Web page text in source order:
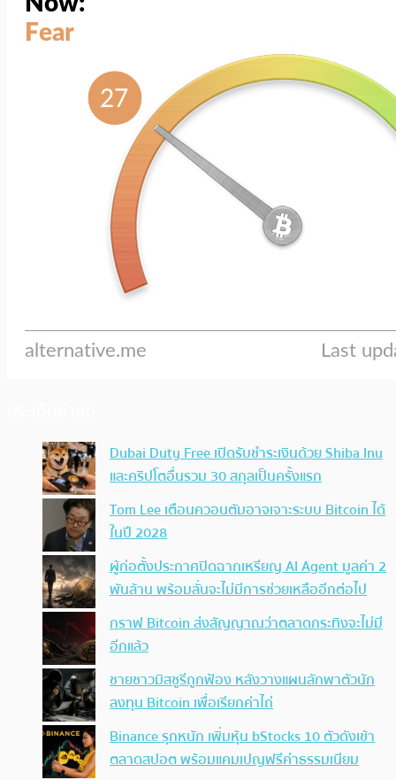
Dubai Duty Free เปิดรับชำระเงินด้วย Shiba Inu
และคริปโตอื่นรวม 30 สกุลเป็นครั้งแรก
Tom Lee เตือนควอนตัมอาจเจาะระบบ Bitcoin ได้
ในปี 2028
ผู้ก่อตั้งประกาศปิดฉากเหรียญ AI Agent มูลค่า 2
พันล้าน พร้อมลั่นจะไม่มีการช่วยเหลืออีกต่อไป
กราฟ Bitcoin ส่งสัญญาณว่าตลาดกระทิงจะไม่มี
อีกแล้ว
ชายชาวมิสซูรีถูกฟ้อง หลังวางแผนลักพาตัวนัก
ลงทุน Bitcoin เพื่อเรียกค่าไถ่
Binance รุกหนัก เพิ่มหุ้น bStocks 10 ตัวดังเข้า
ตลาดสปอต พร้อมแคมเปญฟรีค่าธรรมเนียม